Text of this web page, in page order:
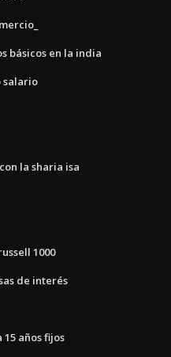
básicos en la india
salario
la sharia isa
1000
de interés
años fijos